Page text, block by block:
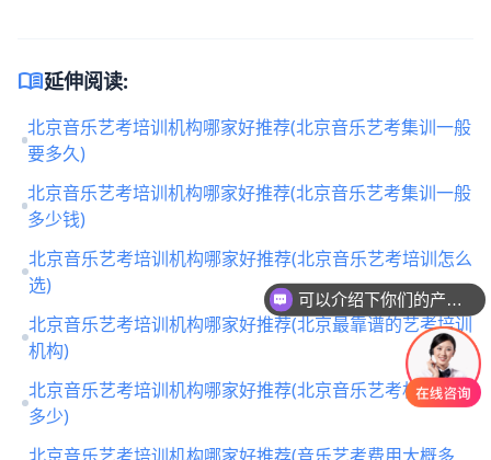
menu_book延伸阅读:
北京音乐艺考培训机构哪家好推荐(北京音乐艺考集训一般
要多久)
北京音乐艺考培训机构哪家好推荐(北京音乐艺考集训一般
多少钱)
北京音乐艺考培训机构哪家好推荐(北京音乐艺考培训怎么
选)
北京音乐艺考培训机构哪家好推荐(北京最靠谱的艺考培训
机构)
北京音乐艺考培训机构哪家好推荐(北京音乐艺考机构收费
多少)
可以介绍下你们的产品么
你们是怎么收费的呢